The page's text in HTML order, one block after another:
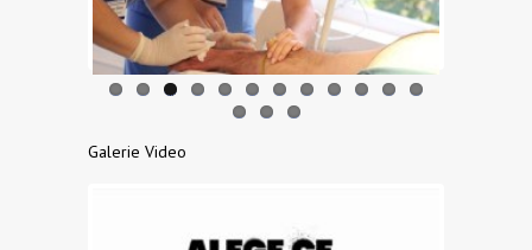
Galerie Video